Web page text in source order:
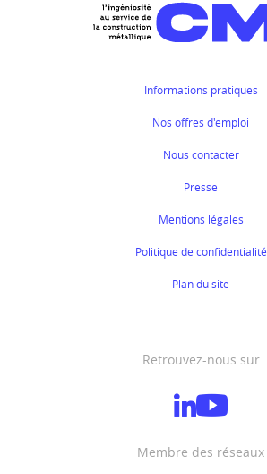
Informations pratiques
Nos offres d'emploi
Nous contacter
Presse
Mentions légales
Politique de confidentialité
Plan du site
Retrouvez-nous sur
Membre des réseaux